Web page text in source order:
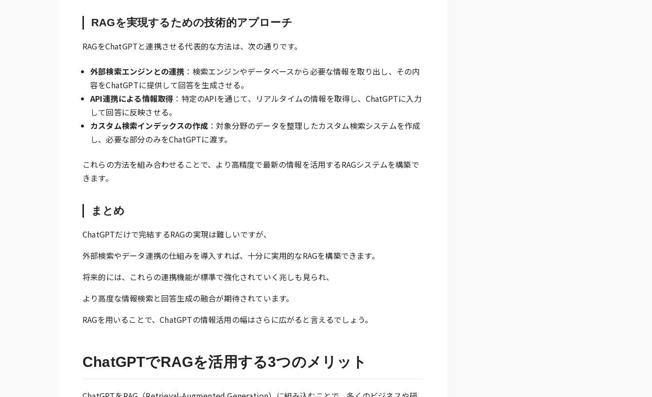
RAGを実現するための技術的アプローチ
RAGをChatGPTと連携させる代表的な方法は、次の通りです。
外部検索エンジンとの連携 ：検索エンジンやデータベースから必要な情報を取り出し、その内
容をChatGPTに提供して回答を生成させる。
API連携による情報取得 ：特定のAPIを通じて、リアルタイムの情報を取得し、ChatGPTに入力
して回答に反映させる。
カスタム検索インデックスの作成 ：対象分野のデータを整理したカスタム検索システムを作成
し、必要な部分のみをChatGPTに渡す。
これらの方法を組み合わせることで、より高精度で最新の情報を活用するRAGシステムを構築で
きます。
まとめ
ChatGPTだけで完結するRAGの実現は難しいですが、
外部検索やデータ連携の仕組みを導入すれば、十分に実用的なRAGを構築できます。
将来的には、これらの連携機能が標準で強化されていく兆しも見られ、
より高度な情報検索と回答生成の融合が期待されています。
RAGを用いることで、ChatGPTの情報活用の幅はさらに広がると言えるでしょう。
ChatGPTでRAGを活用する3つのメリット